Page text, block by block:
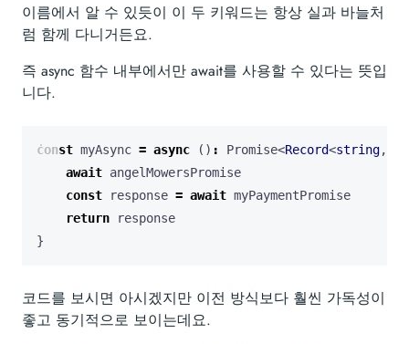
이름에서 알 수 있듯이 이 두 키워드는 항상 실과 바늘처
럼 함께 다니거든요.
즉 async 함수 내부에서만 await를 사용할 수 있다는 뜻입
니다.
const myAsync = async () : Promise<Record<string,
await angelMowersPromise
const
response = await myPaymentPromise
return
response
}
코드를 보시면 아시겠지만 이전 방식보다 훨씬 가독성이
좋고 동기적으로 보이는데요.